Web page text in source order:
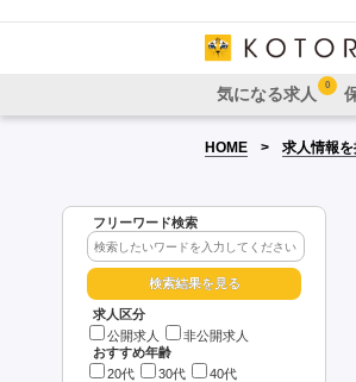
気になる求人 0
HOME 求人情報
フリーワード検索
求人区分
公開求人
非公開求人
おすすめ年齢
20代
30代
40代